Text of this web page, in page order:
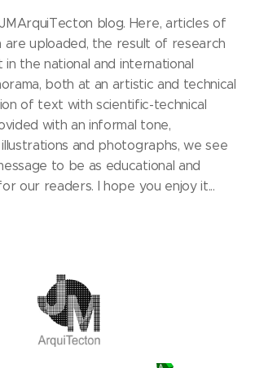
blog. Here, articles of
are uploaded, the result of research
the national and international
both at an artistic and technical
of text with scientific-technical
with an informal tone,
and photographs, we see
to be as educational and
our readers. I hope you enjoy it...